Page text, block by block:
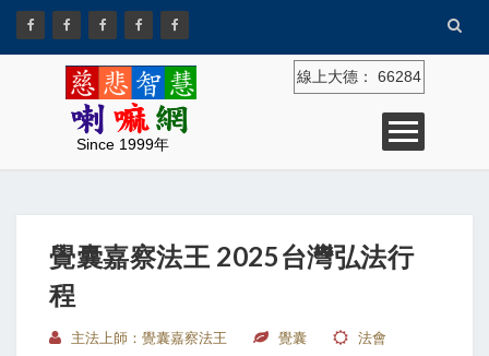
Since 1999年
線上大德： 66284
覺囊嘉察法王 2025台灣弘法行
程
主法上師：覺囊嘉察法王 覺囊
法會